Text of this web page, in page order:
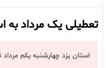
تعطیلی یک مرداد به
استان یزد چهارشنبه یکم